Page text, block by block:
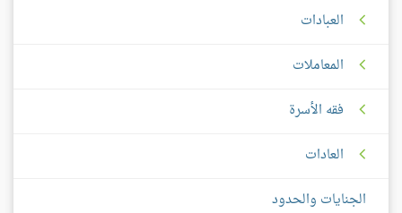
العبادات
المعاملات
فقه الأسرة
العادات
الجنايات والحدود